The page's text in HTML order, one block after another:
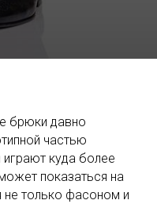
брюки давно
частью
играют куда более
показаться на
не только фасоном и